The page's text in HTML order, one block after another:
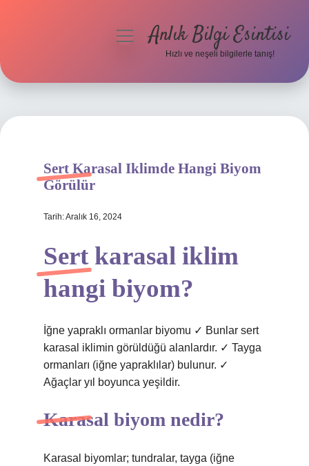
Hakkımızda
menüyüAnlık Bilgi Esintisi
Hızlı ve neşeli bilgilerle tanış!
Sert Karasal Iklimde Hangi Biyom
Görülür
Tarih: Aralık 16, 2024
Sert karasal iklim
hangi biyom?
İğne yapraklı ormanlar biyomu ✓ Bunlar sert
karasal iklimin görüldüğü alanlardır. ✓ Tayga
ormanları (iğne yapraklılar) bulunur. ✓
Ağaçlar yıl boyunca yeşildir.
Karasal biyom nedir?
Karasal biyomlar; tundralar, tayga (iğne